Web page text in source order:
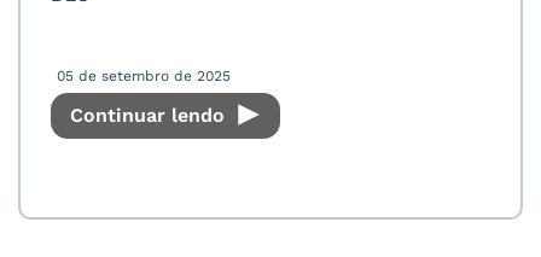
05 de setembro de 2025
Continuar lendo